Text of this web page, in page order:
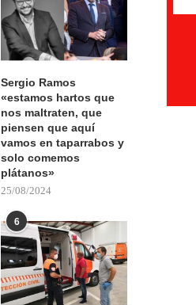
Sergio Ramos
«estamos hartos que
nos maltraten, que
piensen que aquí
vamos en taparrabos y
solo comemos
plátanos»
25/08/2024
6